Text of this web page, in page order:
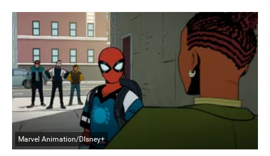
Tecnologia scrive di serie tv, film e spettacolo.
Marvel Animation/DIsney+